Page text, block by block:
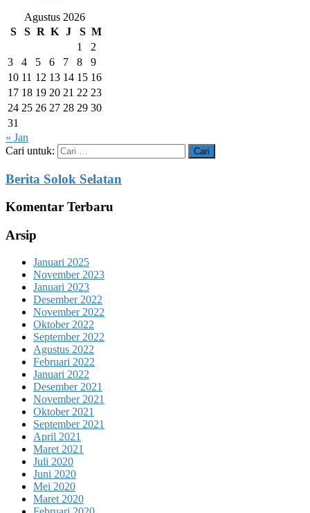
Agustus 2026
S
S R K J S M
1
2
3
4 5 6 7 8
9
10 11 12 13 14 15 16
17 18 19 20 21 22 23
24 25 26 27 28 29 30
31
« Jan
Cari untuk:
Berita Solok Selatan
Komentar Terbaru
Arsip
Januari 2025
November 2023
Januari 2023
Desember 2022
November 2022
Oktober 2022
September 2022
Agustus 2022
Februari 2022
Januari 2022
Desember 2021
November 2021
Oktober 2021
September 2021
April 2021
Maret 2021
Juli 2020
Juni 2020
Mei 2020
Maret 2020